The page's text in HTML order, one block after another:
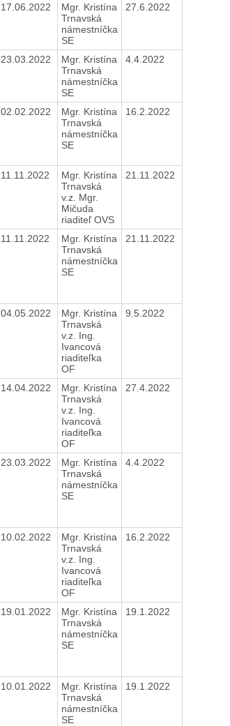
17.06.2022
Mgr. Kristína
Trnavská
námestníčka
SE
27.6.2022
23.03.2022
Mgr. Kristína
Trnavská
námestníčka
SE
4.4.2022
02.02.2022
Mgr. Kristína
Trnavská
námestníčka
SE
16.2.2022
11.11.2022
Mgr. Kristína
Trnavská
v.z. Mgr.
Mičuda
riaditeľ OVS
21.11.2022
11.11.2022
Mgr. Kristína
Trnavská
námestníčka
SE
21.11.2022
04.05.2022
Mgr. Kristína
Trnavská
v.z. Ing.
Ivancová
riaditeľka
OF
9.5.2022
14.04.2022
Mgr. Kristína
Trnavská
v.z. Ing.
Ivancová
riaditeľka
OF
27.4.2022
23.03.2022
Mgr. Kristína
Trnavská
námestníčka
SE
4.4.2022
10.02.2022
Mgr. Kristína
Trnavská
v.z. Ing.
Ivancová
riaditeľka
OF
16.2.2022
19.01.2022
Mgr. Kristína
Trnavská
námestníčka
SE
19.1.2022
10.01.2022
Mgr. Kristína
Trnavská
námestníčka
SE
19.1.2022